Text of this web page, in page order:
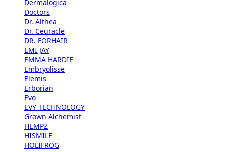
Dermalogica
Doctors
Dr. Althea
Dr. Ceuracle
DR. FORHAIR
EMI JAY
EMMA HARDIE
Embryolisse
Elemis
Erborian
Evo
EVY TECHNOLOGY
Grown Alchemist
HEMPZ
HISMILE
HOLIFROG